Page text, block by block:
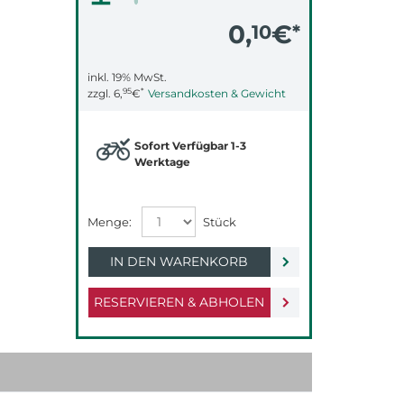
0,10€*
inkl. 19% MwSt.
zzgl. 6,95€* Versandkosten & Gewicht
RESERVIEREN & ABHOLEN
Sofort Verfügbar 1-3
Werktage
IN DEN WARENKORB